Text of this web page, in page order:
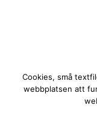
Cookies, små
webbplatsen att